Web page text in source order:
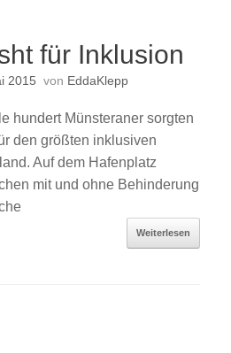
für Inklusion
2015 von EddaKlepp
hundert Münsteraner sorgten
den größten inklusiven
Auf dem Hafenplatz
mit und ohne Behinderung
Weiterlesen